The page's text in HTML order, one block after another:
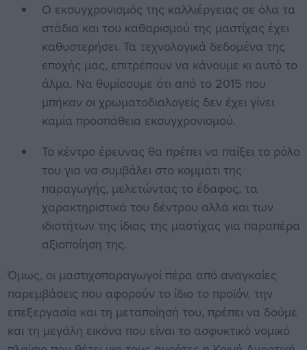
Ο εκσυγχρονισμός της καλλιέργειας σε όλα τα
στάδια και του καθαρισμού της μαστίχας έχει
καθυστερήσει. Τα τεχνολογικά δεδομένα της
εποχής μας, επιτρέπουν να κάνουμε κι αυτό το
άλμα. Να θυμίσουμε ότι από το 2015 που
μπήκαν οι χρωματοδιαλογείς δεν έχει γίνει
καμία προσπάθεια εκσυγχρονισμού.
Το κέντρο έρευνας θα πρέπει να παίξει το ρόλο
του για να συμβάλει στο κομμάτι της
παραγωγής, μελετώντας το έδαφος, τα
χαρακτηριστικά του δέντρου αλλά και των
ιδιοτήτων της ίδιας της μαστίχας για παραπέρα
αξιοποίηση της.
Όμως, οι μαστιχοπαραγωγοί πέρα από αναγκαίες
παρεμβάσεις που αφορούν το ίδιο το προϊόν, την
επεξεργασία και τη μεταποίησή του, πρέπει να δούμε
και τη μεγάλη εικόνα που είναι το ασφυκτικό νομικό